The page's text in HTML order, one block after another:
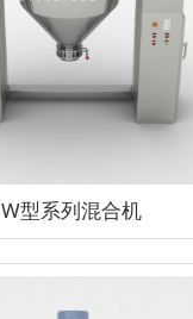
W型系列混合机